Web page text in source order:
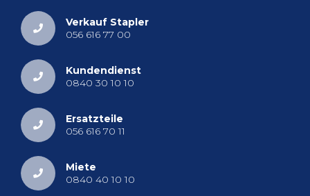
Ver­kauf Stap­ler
056 616 77 00
Kun­den­dienst
0840 30 10 10
Er­satz­tei­le
056 616 70 11
Miete
0840 40 10 10